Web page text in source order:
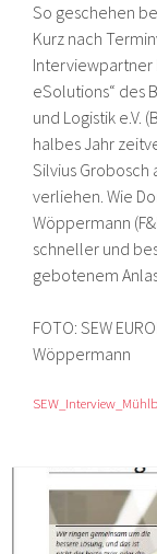
So geschehen
Kurz nach
Interviewpartner
eSolutions“ des
und Logistik e.V.
halbes Jahr
Silvius Grobosch
verliehen. Wie
Wöppermann
schneller und
gebotenem
FOTO: SEW
Wöppermann